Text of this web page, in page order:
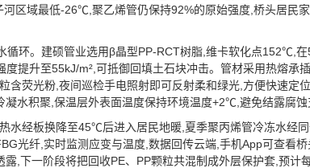
区域最低-26℃,聚乙烯管仍保持92%的原始强度,桥头居民
环。建硕管业选用β晶型PP-RCT树脂,维卡软化点152℃,
提升至55kJ/m²,可抵御回填土石块冲击。管材采用热熔承
含荧光粉,夜间巡检手电照射即可反射柔和绿光,方便快速定
水积聚,保温层外表面温度保持环境温度+2℃,避免结露腐蚀
经板换降至45℃后进入居民地暖,夏季聚丙烯管冷冻水经
光纤,实时监测应变与温度,数据回传云端,手机App可查看
,下一阶段将把回收PE、PP颗粒共混制成外层保护套,预计